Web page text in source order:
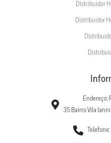
Distribuidor
Distribuidor
Endereço:
35 Bairro Vila